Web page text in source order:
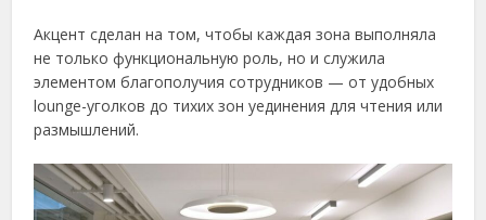
Акцент сделан на том, чтобы каждая зона выполняла
не только функциональную роль, но и служила
элементом благополучия сотрудников — от удобных
lounge-уголков до тихих зон уединения для чтения или
размышлений.